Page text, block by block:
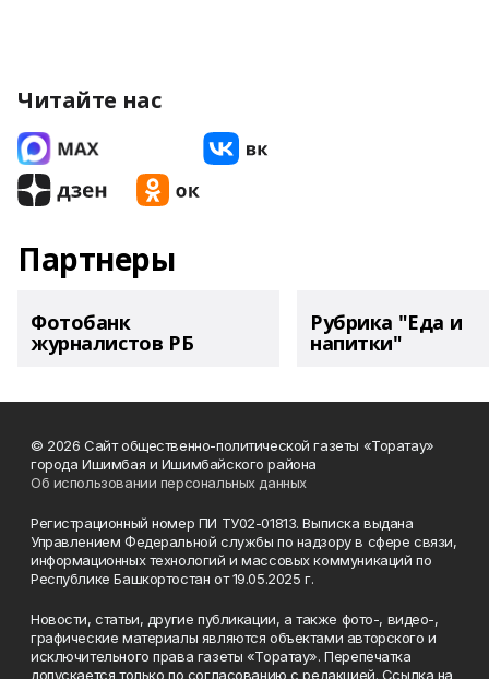
Читайте нас
Партнеры
Фотобанк
журналистов РБ
Рубрика "Еда и
напитки"
© 2026 Сайт общественно-политической газеты «Торатау»
города Ишимбая и Ишимбайского района
Об использовании персональных данных
Регистрационный номер ПИ ТУ02-01813. Выписка выдана
Управлением Федеральной службы по надзору в сфере связи,
информационных технологий и массовых коммуникаций по
Республике Башкортостан от 19.05.2025 г.
Новости, статьи, другие публикации, а также фото-, видео-,
графические материалы являются объектами авторского и
исключительного права газеты «Торатау». Перепечатка
допускается только по согласованию с редакцией. Ссылка на